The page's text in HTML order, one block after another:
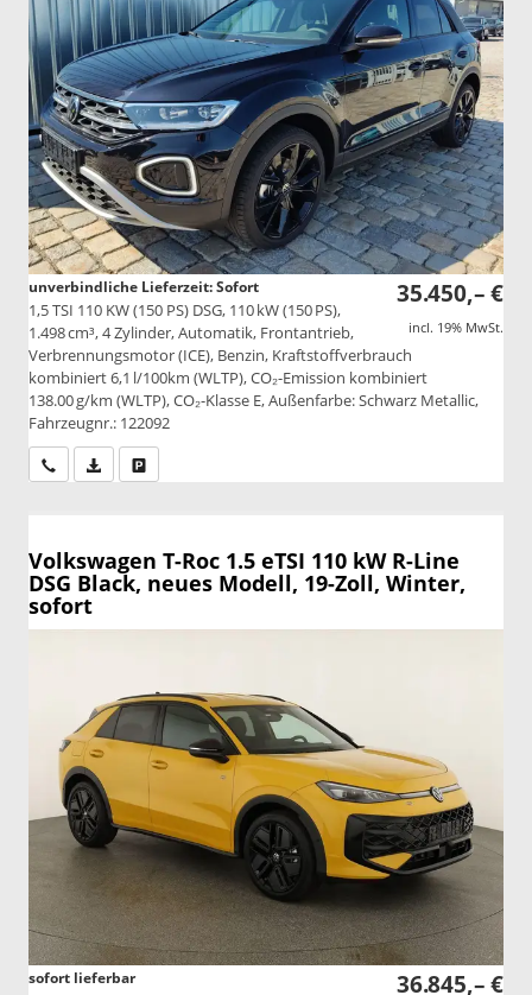
35.450,– €
incl. 19% MwSt.
unverbindliche Lieferzeit: Sofort
1,5 TSI 110 KW (150 PS) DSG, 110 kW (150 PS),
1.498 cm³, 4 Zylinder, Automatik, Frontantrieb,
Verbrennungsmotor (ICE), Benzin, Kraftstoffverbrauch
kombiniert 6,1 l/100km (WLTP), CO₂-Emission kombiniert
138.00 g/km (WLTP), CO₂-Klasse E, Außenfarbe: Schwarz Metallic,
Fahrzeugnr.: 122092
Wir rufen Sie anPDF-Datei, Fahrzeugexposé drucken
Volkswagen T-Roc 1.5 eTSI 110 kW R-Line
DSG Black, neues Modell, 19-Zoll, Winter,
sofort
36.845,– €
sofort lieferbar